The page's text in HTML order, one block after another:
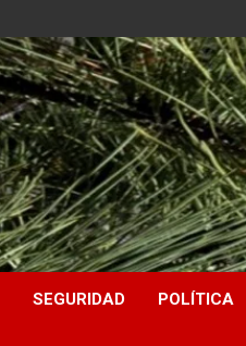
SEGURIDAD POLÍTICA